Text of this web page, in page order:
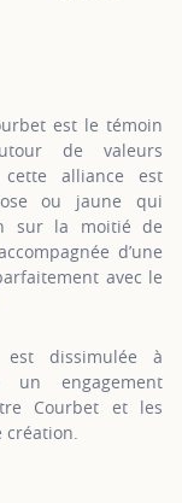
est le témoin
de valeurs
cette alliance est
ou jaune qui
sur la moitié de
d’une
avec le
est dissimulée à
un engagement
Courbet et les
création.